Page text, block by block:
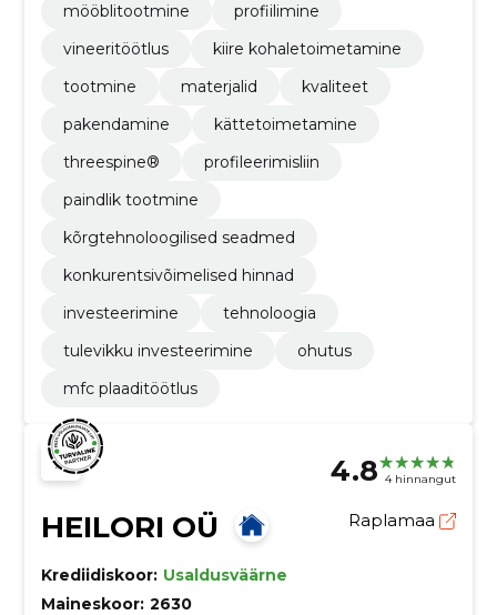
mööblitootmine
profiilimine
vineeritöötlus
kiire kohaletoimetamine
tootmine
materjalid
kvaliteet
pakendamine
kättetoimetamine
threespine®
profileerimisliin
paindlik tootmine
kõrgtehnoloogilised seadmed
konkurentsivõimelised hinnad
investeerimine
tehnoloogia
tulevikku investeerimine
ohutus
mfc plaaditöötlus
4.8 4 hinnangut
HEILORI OÜ Raplamaa
Krediidiskoor: Usaldusväärne
Maineskoor: 2630